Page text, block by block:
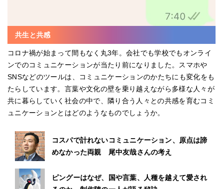
共生と共感
コロナ禍が始まって間もなく丸3年。会社でも学校でもオンライ
ンでのコミュニケーションが当たり前になりました。スマホや
SNSなどのツールは、コミュニケーションのかたちにも変化をも
たらしています。言葉や文化の壁を乗り越えながら多様な人々が
共に暮らしていく社会の中で、隣り合う人々との共感を育むコミ
ュニケーションとはどのようなものでしょうか。
コスパで計れないコミュニケーション、原点は諦
めなかった両親 尾中友哉さんの考え
ピングーはなぜ、国や言葉、人種を越えて愛され